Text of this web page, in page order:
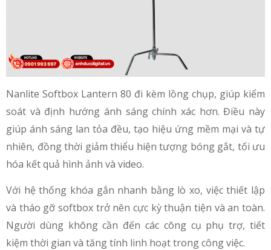
Nanlite Softbox Lantern 80 đi kèm lồng chụp, giúp kiểm
soát và định hướng ánh sáng chính xác hơn. Điều này
giúp ánh sáng lan tỏa đều, tạo hiệu ứng mềm mại và tự
nhiên, đồng thời giảm thiểu hiện tượng bóng gắt, tối ưu
hóa kết quả hình ảnh và video.
Với hệ thống khóa gắn nhanh bằng lò xo, việc thiết lập
và tháo gỡ softbox trở nên cực kỳ thuận tiện và an toàn.
Người dùng không cần đến các công cụ phụ trợ, tiết
kiệm thời gian và tăng tính linh hoạt trong công việc.